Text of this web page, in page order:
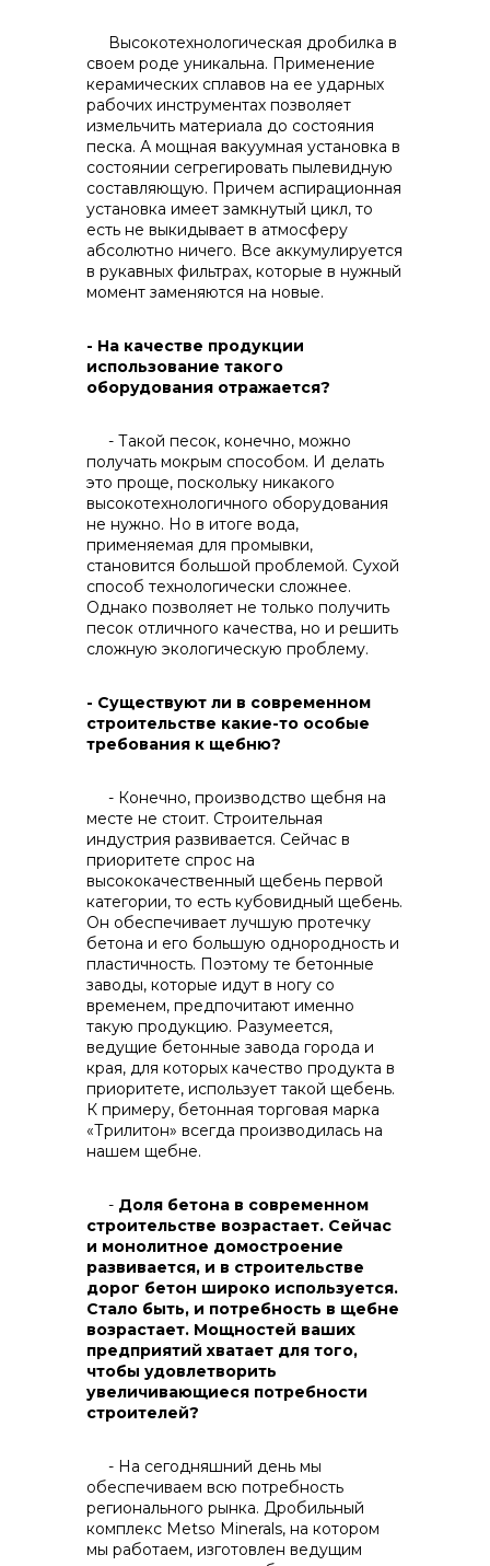
Высокотехнологическая дробилка в
своем роде уникальна. Применение
керамических сплавов на ее ударных
рабочих инструментах позволяет
измельчить материала до состояния
песка. А мощная вакуумная установка в
состоянии сегрегировать пылевидную
составляющую. Причем аспирационная
установка имеет замкнутый цикл, то
есть не выкидывает в атмосферу
абсолютно ничего. Все аккумулируется
в рукавных фильтрах, которые в нужный
момент заменяются на новые.
- На качестве продукции
использование такого
оборудования отражается?
- Такой песок, конечно, можно
получать мокрым способом. И делать
это проще, поскольку никакого
высокотехнологичного оборудования
не нужно. Но в итоге вода,
применяемая для промывки,
становится большой проблемой. Сухой
способ технологически сложнее.
Однако позволяет не только получить
песок отличного качества, но и решить
сложную экологическую проблему.
- Существуют ли в современном
строительстве какие-то особые
требования к щебню?
- Конечно, производство щебня на
месте не стоит. Строительная
индустрия развивается. Сейчас в
приоритете спрос на
высококачественный щебень первой
категории, то есть кубовидный щебень.
Он обеспечивает лучшую протечку
бетона и его большую однородность и
пластичность. Поэтому те бетонные
заводы, которые идут в ногу со
временем, предпочитают именно
такую продукцию. Разумеется,
ведущие бетонные завода города и
края, для которых качество продукта в
приоритете, использует такой щебень.
К примеру, бетонная торговая марка
«Трилитон» всегда производилась на
нашем щебне.
- Доля бетона в современном
строительстве возрастает. Сейчас
и монолитное домостроение
развивается, и в строительстве
дорог бетон широко используется.
Стало быть, и потребность в щебне
возрастает. Мощностей ваших
предприятий хватает для того,
чтобы удовлетворить
увеличивающиеся потребности
строителей?
- На сегодняшний день мы
обеспечиваем всю потребность
регионального рынка. Дробильный
комплекс Metso Minerals, на котором
мы работаем, изготовлен ведущим